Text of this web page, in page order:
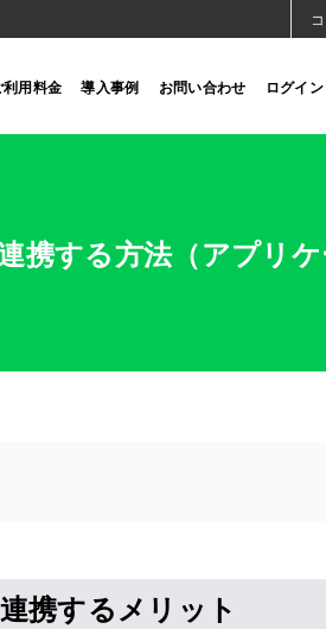
利用料金 導入事例 お問い合わせ ログイン
携する方法（アプリケ
携するメリット